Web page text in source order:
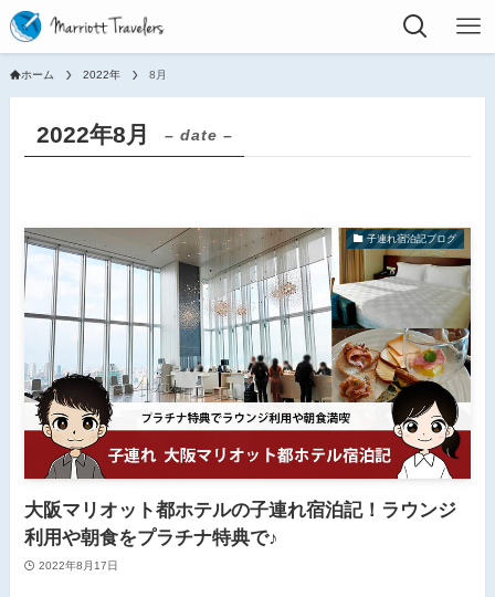
ホーム 2022年 8月
2022年8月 – date –
子連れ宿泊記ブログ
大阪マリオット都ホテルの子連れ宿泊記！ラウンジ
利用や朝食をプラチナ特典で♪
2022年8月17日